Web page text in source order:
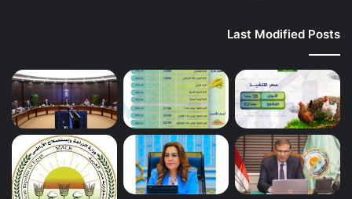
Last Modified Posts